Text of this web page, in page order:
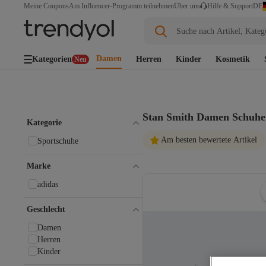
Meine CouponsAm Influencer-Programm teilnehmenÜber uns Hilfe & SupportDE
Suche nach Artikel,
Kategorien Neu Damen Herren Kinder Kosmetik
Stan Smith Damen Schuhe
Am besten bewertete Artikel
Kategorie
Sportschuhe
Marke
adidas
Geschlecht
Damen
Herren
Kinder